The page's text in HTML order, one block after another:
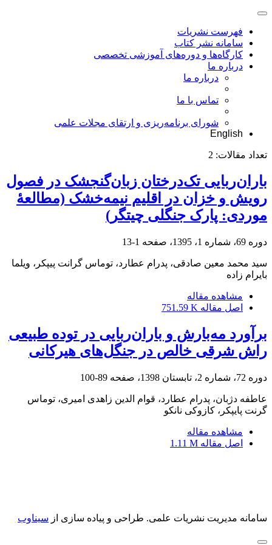
فهرست نشریات
سامانه نشر کتاب
کارگاه‌ها و دوره‌های آموزشی تخصصی
درباره ما
درباره ما
تماس با ما
شورای برنامه‌ریزی و ارتقای مجلات علمی
English
تعداد مقالات: 2
باران‌ربایی تک‌درختان زبان‌گنجشک در فصول
رویش و خزان در اقلیم نیمه‌خشک (مطالعۀ
موردی: پارک جنگلی چیتگر)
دوره 69، شماره 1، 1395، صفحه 1-13
سید محمد معین صادقی، پدرام عطارد، توماس گرانت پیپکر، ویلما
بایرام زاده
مشاهده مقاله
اصل مقاله 751.59 K
برآورد مه‌بارش و باران‌ربایی در توده طبیعی
راش شرقی خالص در جنگل‌های‌ هیرکانی
دوره 72، شماره 2، تابستان 1398، صفحه 89-100
عاطفه دژبان، پدرام عطارد، قوام الدین زاهدی امیری، توماس
گرنت پایپکر، کازوکی نانکو
مشاهده مقاله
اصل مقاله 1.11 M
سامانه مدیریت نشریات علمی. طراحی و پیاده سازی از سیناوب